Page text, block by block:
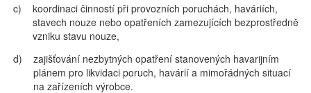
c)
koordinaci činností při provozních poruchách, haváriích,
stavech nouze nebo opatřeních zamezujících bezprostředně
vzniku stavu nouze,
d)
zajišťování nezbytných opatření stanovených havarijním
plánem pro likvidaci poruch, havárií a mimořádných situací
na zařízeních výrobce.